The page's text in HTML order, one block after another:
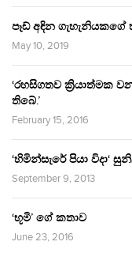
පෑඩ් අඳින ගැහැනියකගේ
May 10, 2019
‘රහසිගතව ක්‍රියාත්මක
තිබේ.’
February 15, 2016
‘හිමින්සැරේ පියා විදා‘
September 9, 2013
‘භූමි’ ගේ කතාව
June 23, 2016